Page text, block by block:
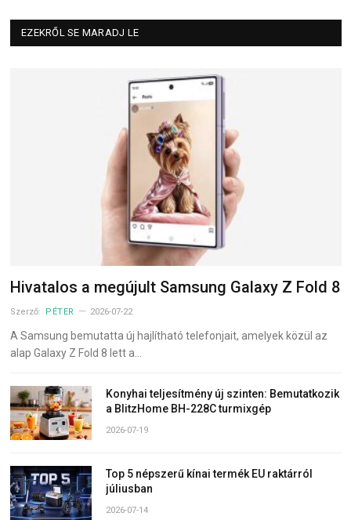
EZEKRŐL SE MARADJ LE
Hivatalos a megújult Samsung Galaxy Z Fold 8
Szerző: PÉTER 2026-07-22
A Samsung bemutatta új hajlítható telefonjait, amelyek közül az
alap Galaxy Z Fold 8 lett a…
Konyhai teljesítmény új szinten: Bemutatkozik
a BlitzHome BH-228C turmixgép
2026-07-19
Top 5 népszerű kínai termék EU raktárról
júliusban
2026-07-14